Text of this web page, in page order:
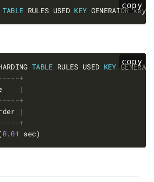
copy
TABLE RULES USED KEY GENERATOR
copy
TABLE RULES USED KEY
|
|
0.01